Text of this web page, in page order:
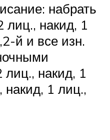
набрать
лиц., накид, 1
й и все изн.
накид, 1
накид, 1 лиц.,